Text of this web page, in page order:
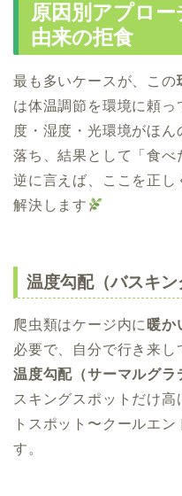
原因別アプロ
由来の拒食
最も多いケースが、この
は体温調節を環境に頼
度・湿度・光環境がほ
落ち、結果として「食べ
逆に言えば、ここを正し
解決します
温度勾配（バスキ
爬虫類はケージ内に 暖か
必要で、自分で行き来し
温度勾配（サーマルグラ
スキングスポットだけ高
トスポット〜クールエ
す。